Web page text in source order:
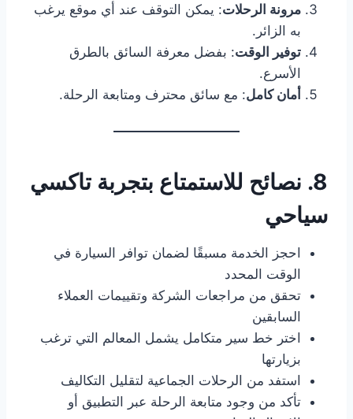
مرونة الرحلات: يمكن التوقف عند أي موقع يرغب
به الزائر.
توفير الوقت: بفضل معرفة السائق بالطرق
الأسرع.
أمان كامل: مع سائق محترف ومتابعة الرحلة.
8. نصائح للاستمتاع بتجربة تاكسي
سياحي
احجز الخدمة مسبقًا لضمان توافر السيارة في
الوقت المحدد
تحقق من مراجعات الشركة وتقييمات العملاء
السابقين
اختر خط سير متكامل يشمل المعالم التي ترغب
بزيارتها
استفد من الرحلات الجماعية لتقليل التكاليف
تأكد من وجود متابعة الرحلة عبر التطبيق أو